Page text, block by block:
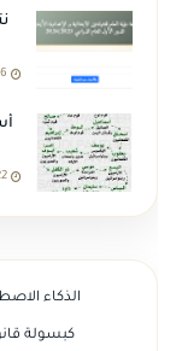
الذكاء
كبسولة